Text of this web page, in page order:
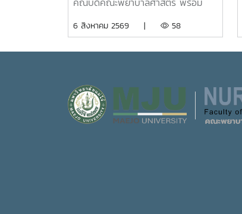
ให้การต้อนรับคณะครูและนักเรียนจาก
E403 ชั้น 4ในการนี้ ผู้ช่วย
ศาสตราจารย์ ดร.ขนิษฐา วิศิษฏ์
เจริญ ประธานอาจารย์หลักสูตร
6 สิงหาคม 2569 | 58